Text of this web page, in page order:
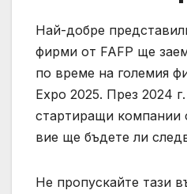
Най-добре
фирми от FAFP ще
по време на големия
Expo 2025. През 2024
стартиращи компании
вие ще бъдете ли
Не пропускайте тази